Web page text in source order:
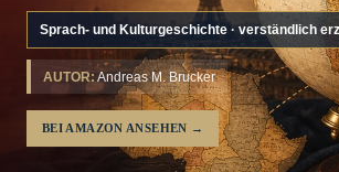
Sprach- und Kulturgeschichte · verständlich
AUTOR: Andreas M. Brucker
BEI AMAZON ANSEHEN →